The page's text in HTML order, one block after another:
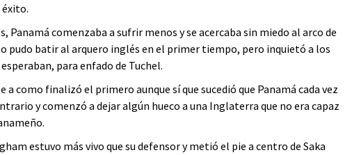
Panamá comenzaba a sufrir menos y se acercaba sin miedo al arco de
pudo batir al arquero inglés en el primer tiempo, pero inquietó a los
para enfado de Tuchel.
como finalizó el primero aunque sí que sucedió que Panamá cada vez
y comenzó a dejar algún hueco a una Inglaterra que no era capaz
estuvo más vivo que su defensor y metió el pie a centro de Saka